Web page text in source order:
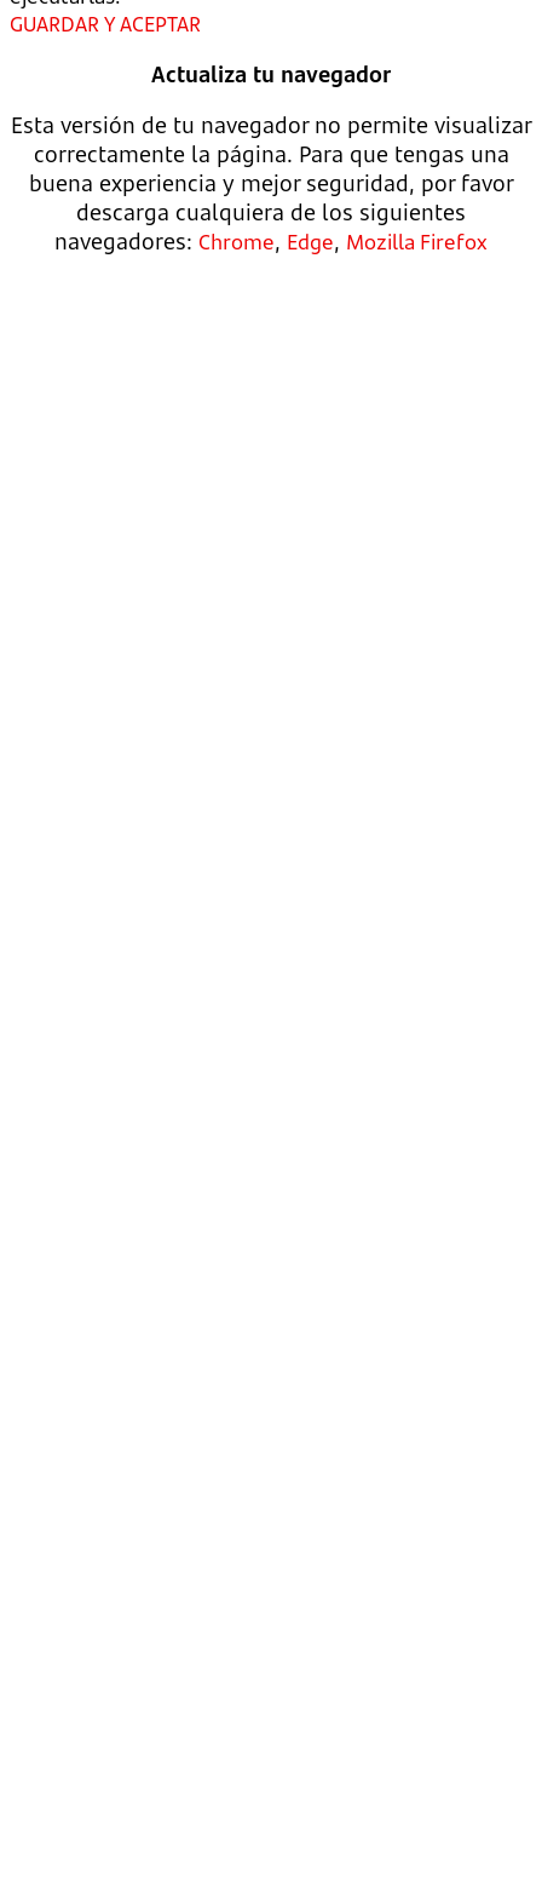
GUARDAR Y ACEPTAR
Actualiza tu navegador
Esta versión de tu navegador no permite visualizar
correctamente la página. Para que tengas una
buena experiencia y mejor seguridad, por favor
descarga cualquiera de los siguientes
navegadores: Chrome, Edge, Mozilla Firefox